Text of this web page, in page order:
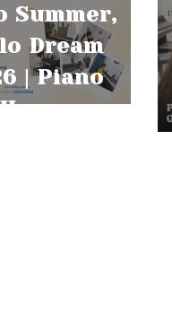
Summer,
Dream
| Piano